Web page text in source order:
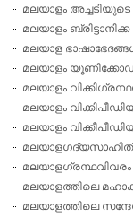
മലയാളം അച്ചടിയുടെ
മലയാളം ബ്രിട്ടാനിക്ക
മലയാള
മലയാളം
മലയാളം
മലയാളം
മലയാളം
മലയാളഗ്രന്ഥവിവരം
മലയാളത്തിലെ
മലയാളത്തിലെ